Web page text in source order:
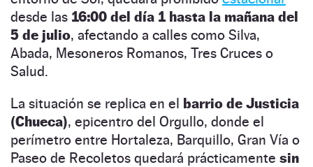
desde las 16:00 del día 1 hasta la mañana del
5 de julio, afectando a calles como Silva,
Abada, Mesoneros Romanos, Tres Cruces o
Salud.
La situación se replica en el barrio de Justicia
(Chueca), epicentro del Orgullo, donde el
perímetro entre Hortaleza, Barquillo, Gran Vía o
Paseo de Recoletos quedará prácticamente sin